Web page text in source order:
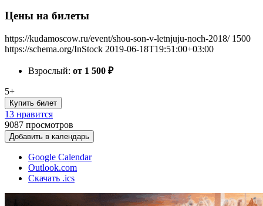
Цены на билеты
https://kudamoscow.ru/event/shou-son-v-letnjuju-noch-2018/ 1500
https://schema.org/InStock 2019-06-18T19:51:00+03:00
Взрослый: от 1 500 ₽
5+
Купить билет
13 нравится
9087 просмотров
Добавить в календарь
Google Calendar
Outlook.com
Скачать .ics